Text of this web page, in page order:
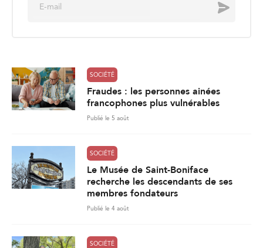
Envoyer
SOCIÉTÉ
Fraudes : les personnes ainées
francophones plus vulnérables
Publié le 5 août
SOCIÉTÉ
Le Musée de Saint-Boniface
recherche les descendants de ses
membres fondateurs
Publié le 4 août
SOCIÉTÉ